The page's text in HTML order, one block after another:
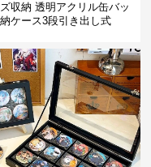
収納 透明アクリル缶バッ
ケース3段引き出し式